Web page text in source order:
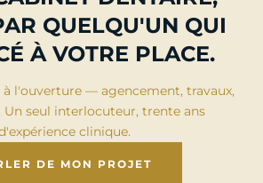
QUELQU'UN QUI
À VOTRE PLACE.
l'ouverture — agencement, travaux,
Un seul interlocuteur, trente ans
clinique.
DE MON PROJET